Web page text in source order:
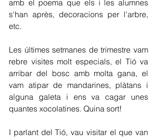
amb el poema que els i les alumnes
s'han après, decoracions per l'arbre,
etc.
Les últimes setmanes de trimestre vam
rebre visites molt especials, el Tió va
arribar del bosc amb molta gana, el
vam atipar de mandarines, plàtans i
alguna galeta i ens va cagar unes
quantes xocolatines. Quina sort!
I parlant del Tió, vau visitar el que van